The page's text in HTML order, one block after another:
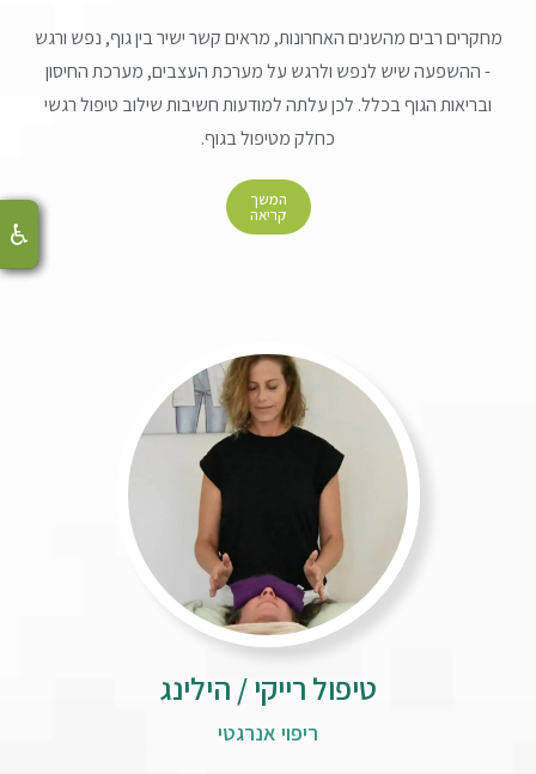
מחקרים רבים מהשנים האחרונות, מראים קשר ישיר בין גוף, נפש ורגש
- ההשפעה שיש לנפש ולרגש על מערכת העצבים, מערכת החיסון
ובריאות הגוף בכלל. לכן עלתה למודעות חשיבות שילוב טיפול רגשי
כחלק מטיפול בגוף.
המשך
קריאה
טיפול רייקי / הילינג
ריפוי אנרגטי
♿
♿
♿